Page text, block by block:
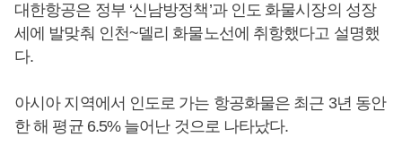
대한항공은 정부 ‘신남방정책’과 인도 화물시장의 성장
세에 발맞춰 인천~델리 화물노선에 취항했다고 설명했
다.
아시아 지역에서 인도로 가는 항공화물은 최근 3년 동안
한 해 평균 6.5% 늘어난 것으로 나타났다.